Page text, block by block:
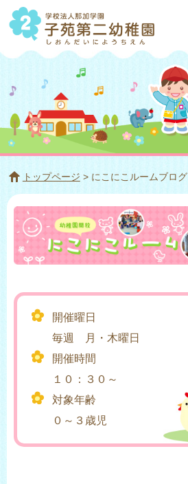
トップページ > にこにこルームブログ
開催曜日
毎週 月・木曜日
開催時間
１０：３０～
対象年齢
０～３歳児